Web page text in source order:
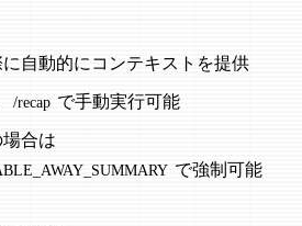
自動的にコンテキストを提供
/recap で手動実行可能
合は
で強制可能